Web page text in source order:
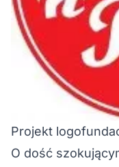
Projekt
O dość